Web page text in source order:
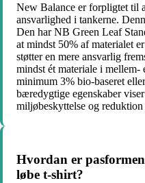
New Balance er forpligtet til
ansvarlighed i tankerne.
Den har NB Green Leaf
at mindst 50% af materialet
støtter en mere ansvarlig
mindst ét materiale i mellem-
minimum 3% bio-baseret
bæredygtige egenskaber
miljøbeskyttelse og
Hvordan er
løbe t-shirt?